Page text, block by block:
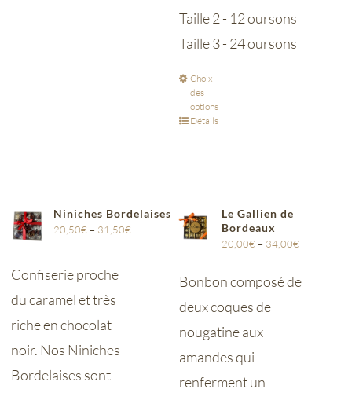
Taille 2 - 12 oursons
Taille 3 - 24 oursons
Choix
des
options
Détails
Niniches Bordelaises
20,50€ – 31,50€
Confiserie proche
du caramel et très
riche en chocolat
noir. Nos Niniches
Bordelaises sont
Le Gallien de
Bordeaux
20,00€ – 34,00€
Bonbon composé de
deux coques de
nougatine aux
amandes qui
renferment un